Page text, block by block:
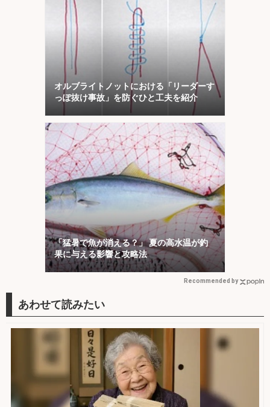
オルブライトノットにおける「リーダーす
っぽ抜け事故」を防ぐひと工夫を紹介
「猛暑で魚が消える？」 夏の高水温が釣
果に与える影響と攻略法
Recommended by